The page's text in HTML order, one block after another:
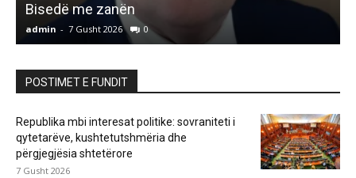
Bisedë me zanën
admin - 7 Gusht 2026 0
POSTIMET E FUNDIT
Republika mbi interesat politike: sovraniteti i
qytetarëve, kushtetutshmëria dhe
përgjegjësia shtetërore
7 Gusht 2026